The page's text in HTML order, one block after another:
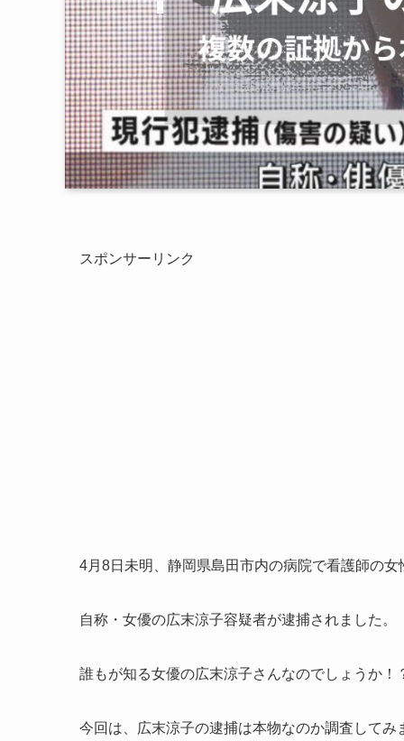
スポンサーリンク
4月8日未明、静岡県島田市内の病院で看護師の
自称・女優の広末涼子容疑者が逮捕されました。
誰もが知る女優の広末涼子さんなのでしょうか！
今回は、広末涼子の逮捕は本物なのか調査してみ